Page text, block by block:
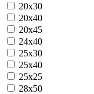
20x30
20x40
20х45
24х40
25x30
25x40
25х25
28x50